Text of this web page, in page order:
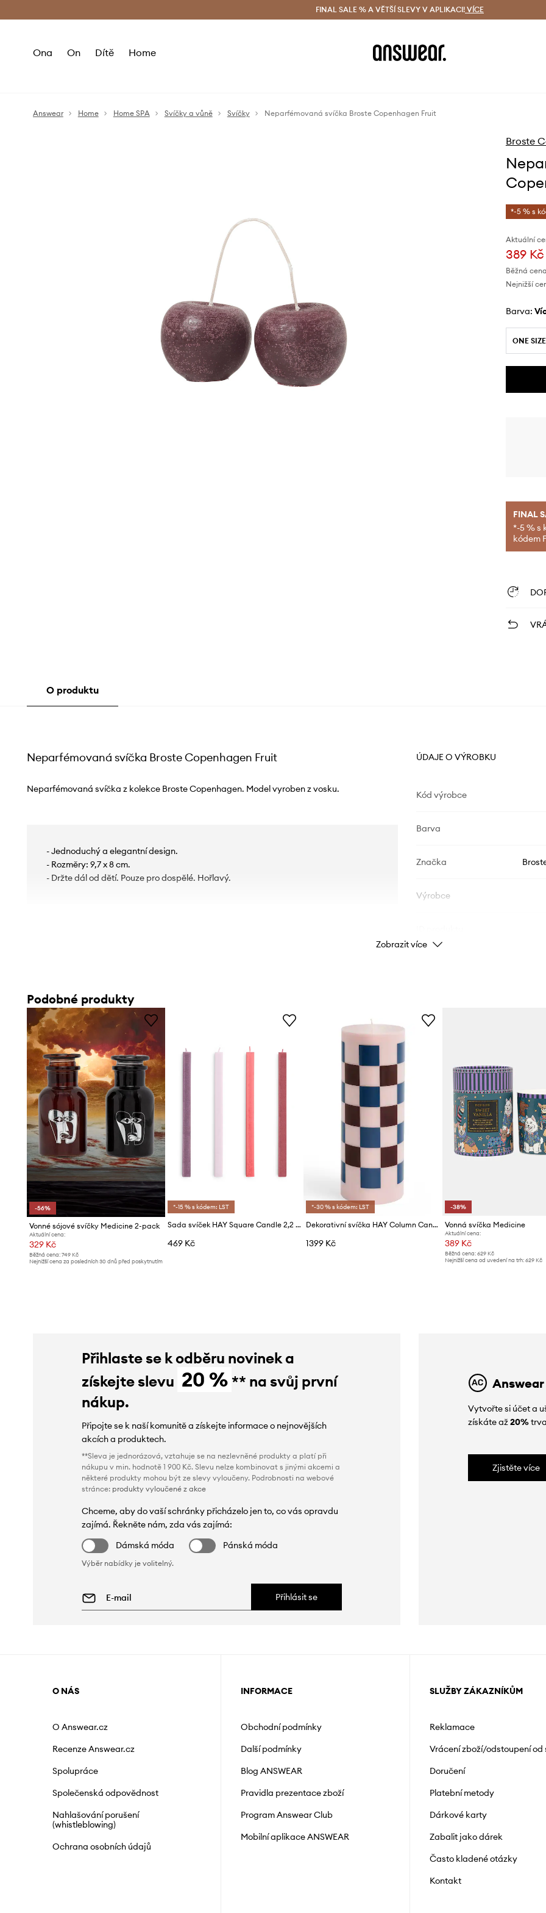
Doručení a vrácení zdarma (od 1800 Kč) Doručení i do 24 h
FINAL SALE % A VĚTŠÍ SLEVY V APLIKACI! VÍCE
Ona On Dítě Home
Answear Home Home SPA Svíčky a vůně Svíčky Neparfémovaná svíčka Broste Copenhagen Fruit
Broste
*-5 % s
Aktuální
389 Kč
Běžná
Nejnižší
Barva:
ONE SIZE
FINAL
*-5 % s
kódem
O produktu
Neparfémovaná svíčka Broste Copenhagen Fruit
Neparfémovaná svíčka z kolekce Broste Copenhagen. Model vyroben z vosku.
- Jednoduchý a elegantní design.
- Rozměry: 9,7 x 8 cm.
- Držte dál od dětí. Pouze pro dospělé. Hořlavý.
ÚDAJE O VÝROBKU
Kód výrobce
Barva
Značka
Výrobce
Zobrazit více
Podobné produkty
-56%
Vonné sójové svíčky Medicine 2-pack
Aktuální cena:
329 Kč
Běžná cena: 749 Kč
Nejnižší cena za posledních 30 dnů před poskytnutím
*-15 % s kódem: LST
Sada svíček HAY Square Candle 2,2 x 24 cm 4-pack
469 Kč
*-30 % s kódem: LST
Dekorativní svíčka HAY Column Candle 25 x 9,6 x 9,6 cm
1399 Kč
-38%
Vonná svíčka Medicine
Aktuální cena:
389 Kč
Běžná cena: 629 Kč
Nejnižší cena od uvedení na trh: 629 Kč
Přihlaste se k odběru novinek a
získejte slevu 20 % ** na svůj první
nákup.
Připojte se k naší komunitě a získejte informace o nejnovějších
akcích a produktech.
**Sleva je jednorázová, vztahuje se na nezlevněné produkty a platí při
nákupu v min. hodnotě 1 900 Kč. Slevu nelze kombinovat s jinými akcemi a
některé produkty mohou být ze slevy vyloučeny. Podrobnosti na webové
stránce: produkty vyloučené z akce
Chceme, aby do vaší schránky přicházelo jen to, co vás opravdu
zajímá. Řekněte nám, zda vás zajímá:
Dámská móda
Pánská móda
Výběr nabídky je volitelný.
Přihlásit se
Vytvořte si účet a
získáte až20%
Zjistěte více
O NÁS
O Answear.cz
Recenze Answear.cz
Spolupráce
Společenská odpovědnost
Nahlašování porušení
(whistleblowing)
Ochrana osobních údajů
INFORMACE
Obchodní podmínky
Další podmínky
Blog ANSWEAR
Pravidla prezentace zboží
Program Answear Club
Mobilní aplikace ANSWEAR
SLUŽBY ZÁKAZNÍKŮM
Reklamace
Vrácení zboží/odstoupení od
Doručení
Platební metody
Dárkové karty
Zabalit jako dárek
Často kladené otázky
Kontakt